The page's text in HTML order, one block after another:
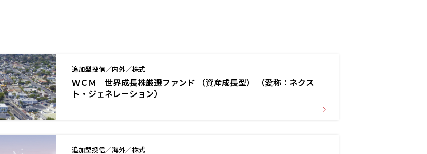
追加型投信／内外／株式
ＷＣＭ 世界成長株厳選ファンド （資産成長型） （愛称：ネクス
ト・ジェネレーション）
追加型投信／海外／株式